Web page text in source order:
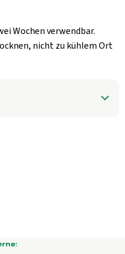
Wochen verwendbar.
nicht zu kühlem Ort